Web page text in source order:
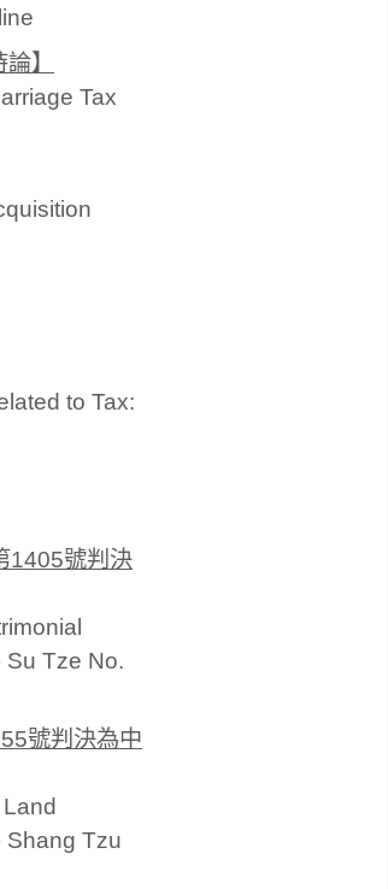
】
Tax
to Tax:
1405號判決
Su Tze No.
號判決為中
Shang Tzu